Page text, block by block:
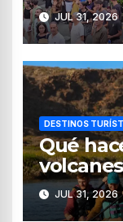
JUL 31, 2026
DESTINOS
Qué
sabores
JUL 31, 2026